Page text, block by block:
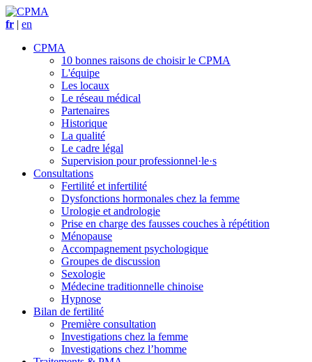
fr | en
CPMA
10 bonnes raisons de choisir le CPMA
L'équipe
Les locaux
Le réseau médical
Partenaires
Historique
La qualité
Le cadre légal
Supervision pour professionnel·le·s
Consultations
Fertilité et infertilité
Dysfonctions hormonales chez la femme
Urologie et andrologie
Prise en charge des fausses couches à répétition
Ménopause
Accompagnement psychologique
Groupes de discussion
Sexologie
Médecine traditionnelle chinoise
Hypnose
Bilan de fertilité
Première consultation
Investigations chez la femme
Investigations chez l’homme